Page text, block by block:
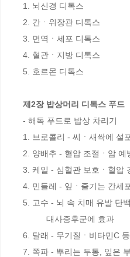
1. 뇌신경 디톡스
2. 간ㆍ위장관 디톡스
3. 면역ㆍ세포 디톡스
4. 혈관ㆍ지방 디톡스
5. 호르몬 디톡스
제2장 밥상머리 디톡스 푸드
- 해독 푸드로 밥상 차리기
1. 브로콜리 - 씨ㆍ새싹에 설
2. 양배추 - 혈압 조절ㆍ암
3. 케일 - 심혈관 보호ㆍ혈압
4. 민들레 - 잎ㆍ줄기는 간세
5. 고수 - 뇌 속 치매 유발 단
6. 달래 - 무기질ㆍ비타민C
7. 쪽파 - 뿌리는 두통, 잎은